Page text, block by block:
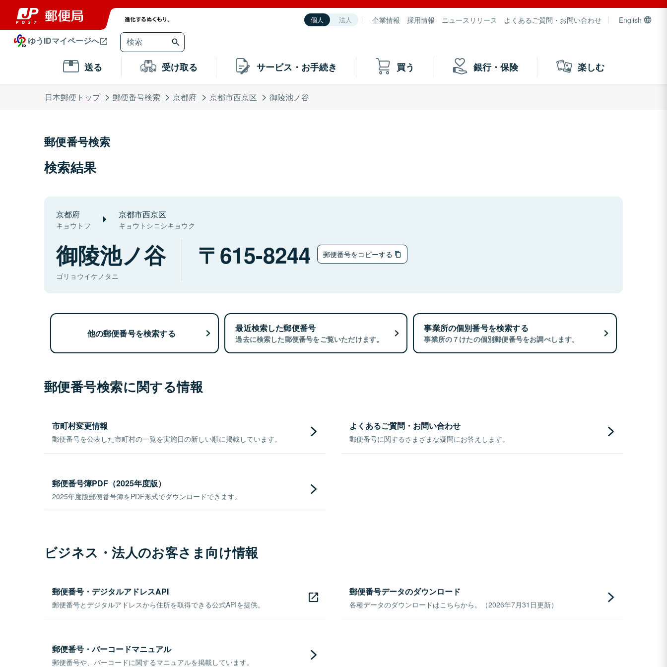
個人 法人 企業情報 採用情報 ニュースリリース よくあるご質問・お問い合わせ English
ゆうIDマイページへ
送る 受け取る サービス・お手続き 買う 銀行・保険 楽しむ
日本郵便トップ 郵便番号検索 京都府 京都市西京区 御陵池ノ谷
郵便番号検索
検索結果
京都府
キョウトフ
京都市西京区
キョウトシニシキョウク
御陵池ノ谷
ゴリョウイケノタニ
615-8244 郵便番号をコピーする
他の郵便番号を検索する 最近検索した郵便番号
過去に検索した郵便番号をご覧いただけます。
事業所の個別番号を検索する
事業所の７けたの個別郵便番号をお調べします。
郵便番号検索に関する情報
市町村変更情報
郵便番号を公表した市町村の一覧を実施日の新しい順に掲載しています。
よくあるご質問・お問い合わせ
郵便番号に関するさまざまな疑問にお答えします。
郵便番号簿PDF（2025年度版）
2025年度版郵便番号簿をPDF形式でダウンロードできます。
ビジネス・法人のお客さま向け情報
郵便番号・デジタルアドレスAPI
郵便番号とデジタルアドレスから住所を取得できる公式APIを提供。
郵便番号データのダウンロード
各種データのダウンロードはこちらから。（2026年7月31日更新）
郵便番号・バーコードマニュアル
郵便番号や、バーコードに関するマニュアルを掲載しています。